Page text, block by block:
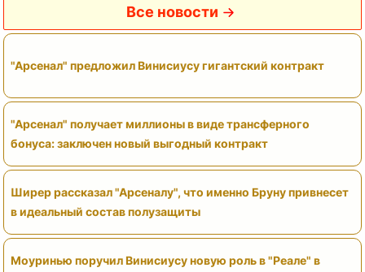
Все новости
"Арсенал" предложил Винисиусу гигантский контракт
"Арсенал" получает миллионы в виде трансферного
бонуса: заключен новый выгодный контракт
Ширер рассказал "Арсеналу", что именно Бруну привнесет
в идеальный состав полузащиты
Моуринью поручил Винисиусу новую роль в "Реале" в